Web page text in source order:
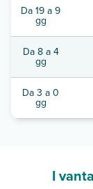
Da 19 a 9
gg
Da 8 a 4
gg
Da 3 a 0
gg
I